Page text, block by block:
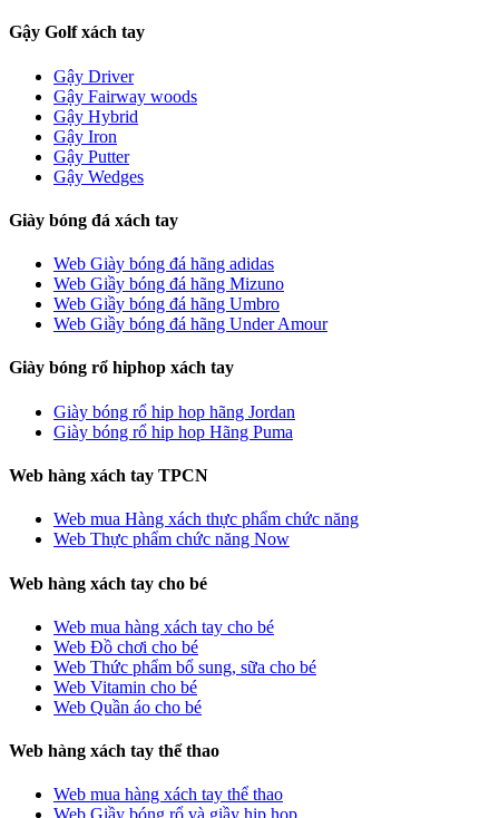
Gậy Golf xách tay
Gậy Driver
Gậy Fairway woods
Gậy Hybrid
Gậy Iron
Gậy Putter
Gậy Wedges
Giày bóng đá xách tay
Web Giày bóng đá hãng adidas
Web Giầy bóng đá hãng Mizuno
Web Giầy bóng đá hãng Umbro
Web Giầy bóng đá hãng Under Amour
Giày bóng rổ hiphop xách tay
Giày bóng rổ hip hop hãng Jordan
Giày bóng rổ hip hop Hãng Puma
Web hàng xách tay TPCN
Web mua Hàng xách thực phẩm chức năng
Web Thực phẩm chức năng Now
Web hàng xách tay cho bé
Web mua hàng xách tay cho bé
Web Đồ chơi cho bé
Web Thức phẩm bổ sung, sữa cho bé
Web Vitamin cho bé
Web Quần áo cho bé
Web hàng xách tay thể thao
Web mua hàng xách tay thể thao